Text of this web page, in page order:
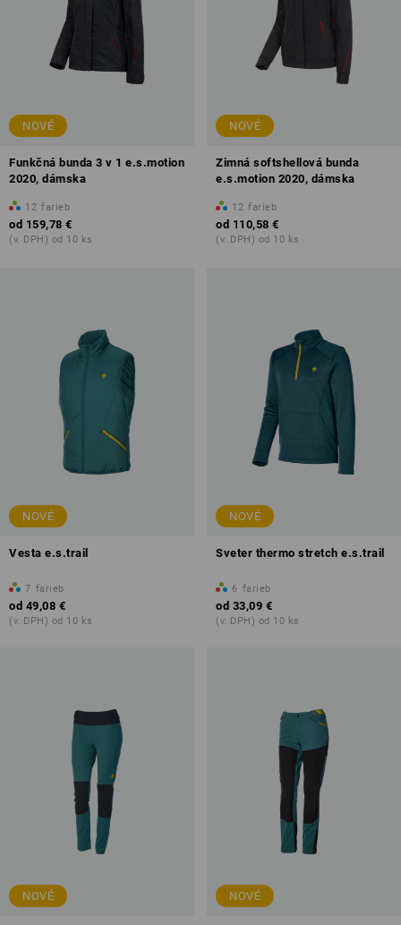
NOVÉ
Funkčná bunda 3 v 1 e.s.motion
2020, dámska
12 farieb
od 159,78 €
(v. DPH) od 10 ks
NOVÉ
Zimná softshellová bunda
e.s.motion 2020, dámska
12 farieb
od 110,58 €
(v. DPH) od 10 ks
NOVÉ
Vesta e.s.trail
7 farieb
od 49,08 €
(v. DPH) od 10 ks
NOVÉ
Sveter thermo stretch e.s.trail
6 farieb
od 33,09 €
(v. DPH) od 10 ks
NOVÉ NOVÉ